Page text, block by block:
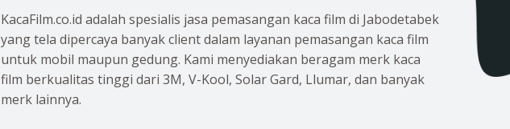
KacaFilm.co.id adalah spesialis jasa pemasangan kaca film di Jabodetabek
yang tela dipercaya banyak client dalam layanan pemasangan kaca film
untuk mobil maupun gedung. Kami menyediakan beragam merk kaca
film berkualitas tinggi dari 3M, V-Kool, Solar Gard, Llumar, dan banyak
merk lainnya.